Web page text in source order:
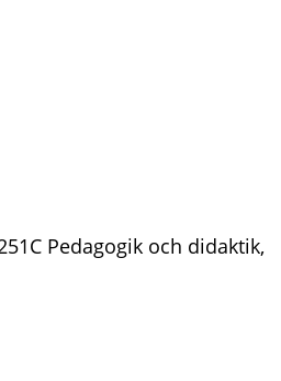
Pedagogik och didaktik,